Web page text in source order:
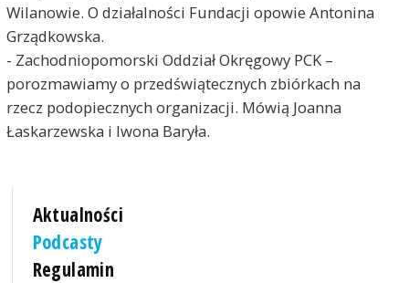
Wilanowie. O działalności Fundacji opowie Antonina
Grządkowska.
- Zachodniopomorski Oddział Okręgowy PCK –
porozmawiamy o przedświątecznych zbiórkach na
rzecz podopiecznych organizacji. Mówią Joanna
Łaskarzewska i Iwona Baryła.
Aktualności
Podcasty
Regulamin